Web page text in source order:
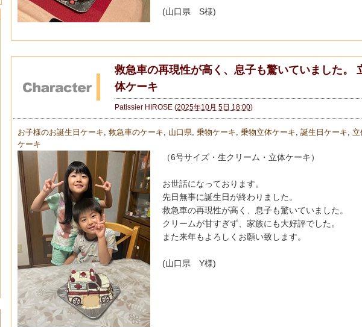
(山口県 S様)
救急車の再現性が高く、息子も驚いていました。
体ケーキ
Patissier HIROSE(2025年10月 5日 18:00)
お子様のお誕生日ケーキ 救急車のケーキ 山口県, 乗物ケーキ 乗物立体ケーキ 誕生日ケーキ
立
ケーキ
（6号サイズ・生クリーム・立体ケーキ）
お世話になっております。
先日無事に誕生日が終わりました。
救急車の再現性が高く、息子も驚いていました。
クリームが甘すぎず、家族にも大好評でした。
また来年もよろしくお願い致します。
(山口県 Y様)